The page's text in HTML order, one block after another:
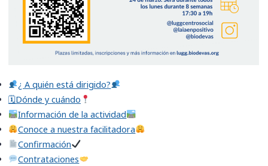
​¿ A quién está dirigido?
🗓Dónde y cuándo
Información de la actividad
​Conoce a nuestra facilitadora
Confirmación
​Contrataciones